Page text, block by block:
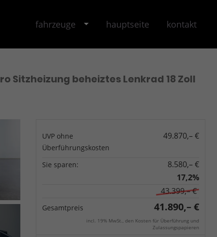
fahrzeuge hauptseite kontakt
Sitzheizung beheiztes Lenkrad 18 Zoll
UVP ohne
Überführungskosten
49.870,– €
Sie sparen:
8.580,– €
17,2%
43.399,– €
Gesamtpreis 41.890,– €
incl. 19% MwSt., den Kosten für Überführung und
Zulassungspapieren